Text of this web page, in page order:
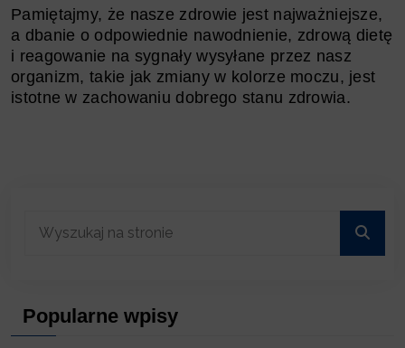
Pamiętajmy, że nasze zdrowie jest najważniejsze,
a dbanie o odpowiednie nawodnienie, zdrową dietę
i reagowanie na sygnały wysyłane przez nasz
organizm, takie jak zmiany w kolorze moczu, jest
istotne w zachowaniu dobrego stanu zdrowia.
Popularne wpisy